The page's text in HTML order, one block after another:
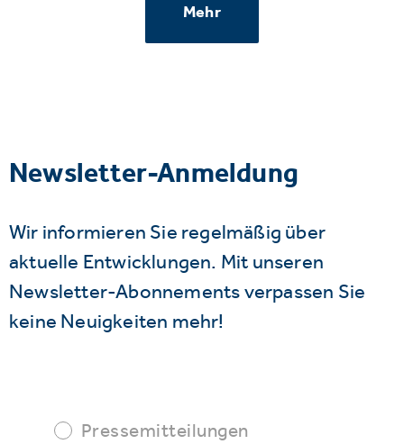
Mehr
Newsletter-Anmeldung
Wir informieren Sie regelmäßig über
aktuelle Entwicklungen. Mit unseren
Newsletter-Abonnements verpassen Sie
keine Neuigkeiten mehr!
Pressemitteilungen